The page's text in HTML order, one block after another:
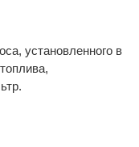
установленного в